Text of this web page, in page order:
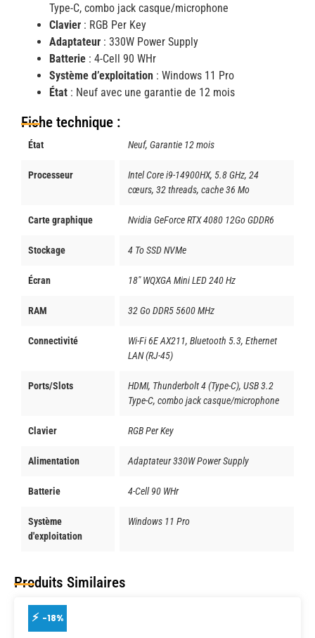
Type-C, combo jack casque/microphone
Clavier : RGB Per Key
Adaptateur : 330W Power Supply
Batterie : 4-Cell 90 WHr
Système d’exploitation : Windows 11 Pro
État : Neuf avec une garantie de 12 mois
Fiche technique :
État Neuf, Garantie 12 mois
Processeur
Intel Core i9-14900HX, 5.8 GHz, 24
cœurs, 32 threads, cache 36 Mo
Carte graphique Nvidia GeForce RTX 4080 12Go GDDR6
Stockage 4 To SSD NVMe
Écran 18" WQXGA Mini LED 240 Hz
RAM 32 Go DDR5 5600 MHz
Connectivité
Wi-Fi 6E AX211, Bluetooth 5.3, Ethernet
LAN (RJ-45)
Ports/Slots
HDMI, Thunderbolt 4 (Type-C), USB 3.2
Type-C, combo jack casque/microphone
Clavier RGB Per Key
Alimentation Adaptateur 330W Power Supply
Batterie 4-Cell 90 WHr
Système
d'exploitation
Windows 11 Pro
Produits Similaires
-18%